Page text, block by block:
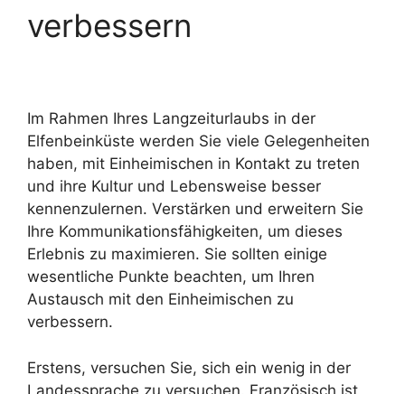
verbessern
Im Rahmen Ihres Langzeiturlaubs in der
Elfenbeinküste werden Sie viele Gelegenheiten
haben, mit Einheimischen in Kontakt zu treten
und ihre Kultur und Lebensweise besser
kennenzulernen. Verstärken und erweitern Sie
Ihre Kommunikationsfähigkeiten, um dieses
Erlebnis zu maximieren. Sie sollten einige
wesentliche Punkte beachten, um Ihren
Austausch mit den Einheimischen zu
verbessern.
Erstens, versuchen Sie, sich ein wenig in der
Landessprache zu versuchen. Französisch ist